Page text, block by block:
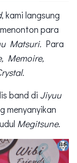
, kami langsung
para
Matsuri. Para
Memoire,
band di Jiyuu
menyanyikan
Megitsune.